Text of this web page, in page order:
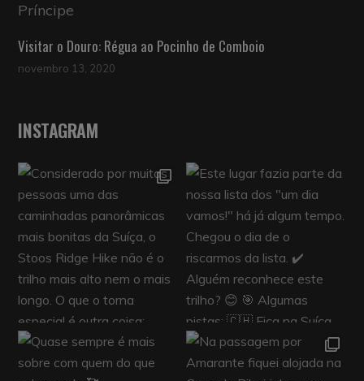
Visitar o Douro: Régua ao Pocinho de Comboio
novembro 13, 2020
INSTAGRAM